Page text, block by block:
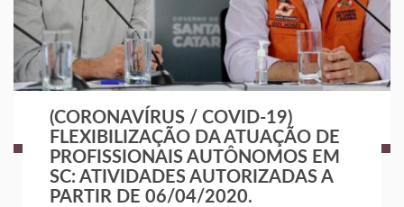
(CORONAVÍRUS / COVID-19)
FLEXIBILIZAÇÃO DA ATUAÇÃO DE
PROFISSIONAIS AUTÔNOMOS EM
SC: ATIVIDADES AUTORIZADAS A
PARTIR DE 06/04/2020.